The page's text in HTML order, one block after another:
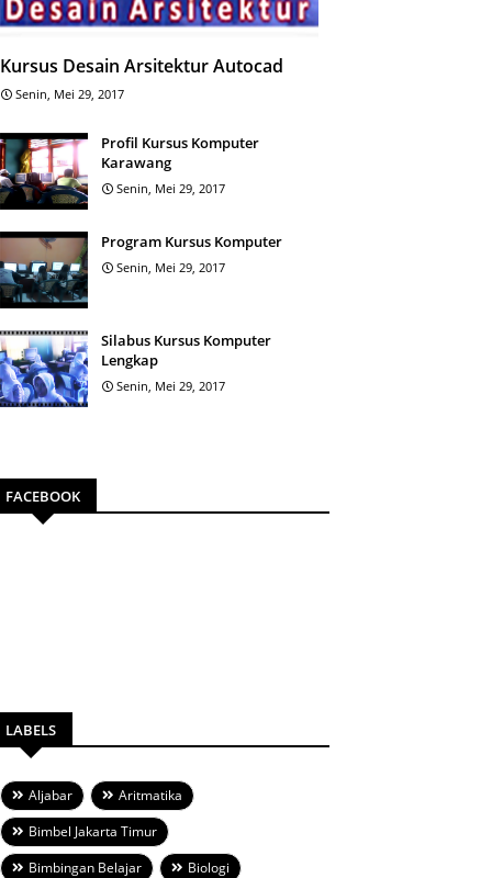
Kursus Desain Arsitektur Autocad
Senin, Mei 29, 2017
Profil Kursus Komputer
Karawang
Senin, Mei 29, 2017
Program Kursus Komputer
Senin, Mei 29, 2017
Silabus Kursus Komputer
Lengkap
Senin, Mei 29, 2017
FACEBOOK
LABELS
Aljabar
Aritmatika
Bimbel Jakarta Timur
Bimbingan Belajar
Biologi